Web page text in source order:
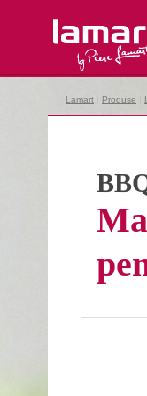
Lamart
Lamart Produse